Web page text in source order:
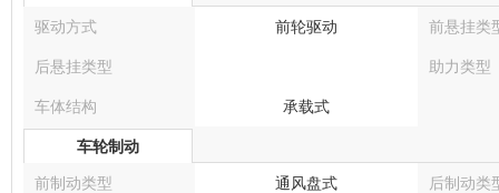
驱动方式 前轮驱动 前悬挂类
后悬挂类型 助力类型
车体结构 承载式
车轮制动
前制动类型 通风盘式 后制动类